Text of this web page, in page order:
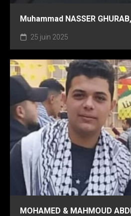
Muhammad NASSER
25 juin 2025
MOHAMED & MAHMOUD